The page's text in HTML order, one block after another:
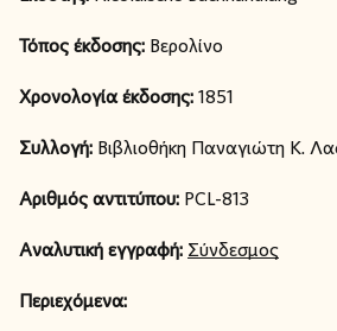
Τόπος έκδοσης: Βερολίνο
Χρονολογία έκδοσης:1851
Συλλογή: Βιβλιοθήκη Παναγιώτη Κ.
Αριθμός αντιτύπου: PCL-813
Αναλυτική εγγραφή: Σύνδεσμος
Περιεχόμενα: